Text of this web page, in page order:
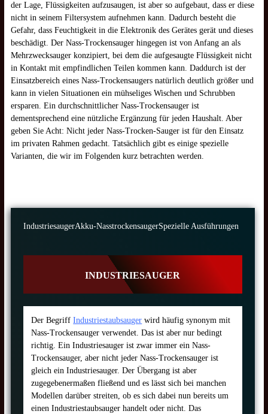
der Lage, Flüssigkeiten aufzusaugen, ist aber so aufgebaut, dass er diese
nicht in seinem Filtersystem aufnehmen kann. Dadurch besteht die
Gefahr, dass Feuchtigkeit in die Elektronik des Gerätes gerät und dieses
beschädigt. Der Nass-Trockensauger hingegen ist von Anfang an als
Mehrzwecksauger konzipiert, bei dem die aufgesaugte Flüssigkeit nicht
in Kontakt mit empfindlichen Teilen kommen kann. Daddurch ist der
Einsatzbereich eines Nass-Trockensaugers natürlich deutlich größer und
kann in vielen Situationen ein mühseliges Wischen und Schrubben
ersparen. Ein durchschnittlicher Nass-Trockensauger ist
dementsprechend eine nützliche Ergänzung für jeden Haushalt. Aber
geben Sie Acht: Nicht jeder Nass-Trocken-Sauger ist für den Einsatz
im privaten Rahmen gedacht. Tatsächlich gibt es einige spezielle
Varianten, die wir im Folgenden kurz betrachten werden.
IndustriesaugerAkku-NasstrockensaugerSpezielle Ausführungen
INDUSTRIESAUGER
Der BegriffIndustriestaubsauger wird häufig synonym mit
Nass-Trockensauger verwendet. Das ist aber nur bedingt
richtig. Ein Industriesauger ist zwar immer ein Nass-
Trockensauger, aber nicht jeder Nass-Trockensauger ist
gleich ein Industriesauger. Der Übergang ist aber
zugegebenermaßen fließend und es lässt sich bei manchen
Modellen darüber streiten, ob es sich dabei nun bereits um
einen Industriestaubsauger handelt oder nicht. Das